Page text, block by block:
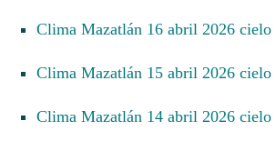
Clima Mazatlán 16 abril 2026 cielo
Clima Mazatlán 15 abril 2026
Clima Mazatlán 14 abril 2026